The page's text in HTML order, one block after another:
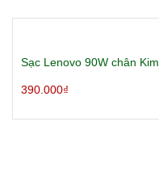
Sạc Lenovo 90W chân Kim
390.000₫